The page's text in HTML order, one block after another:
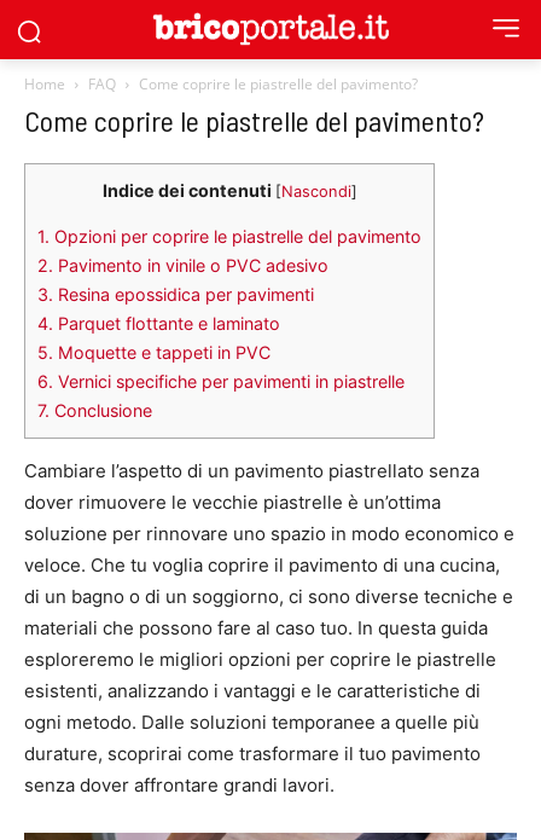
Home FAQ Come coprire le piastrelle del pavimento?
Come coprire le piastrelle del pavimento?
Indice dei contenuti [Nascondi]
1. Opzioni per coprire le piastrelle del pavimento
2. Pavimento in vinile o PVC adesivo
3. Resina epossidica per pavimenti
4. Parquet flottante e laminato
5. Moquette e tappeti in PVC
6. Vernici specifiche per pavimenti in piastrelle
7. Conclusione
Cambiare l’aspetto di un pavimento piastrellato senza
dover rimuovere le vecchie piastrelle è un’ottima
soluzione per rinnovare uno spazio in modo economico e
veloce. Che tu voglia coprire il pavimento di una cucina,
di un bagno o di un soggiorno, ci sono diverse tecniche e
materiali che possono fare al caso tuo. In questa guida
esploreremo le migliori opzioni per coprire le piastrelle
esistenti, analizzando i vantaggi e le caratteristiche di
ogni metodo. Dalle soluzioni temporanee a quelle più
durature, scoprirai come trasformare il tuo pavimento
senza dover affrontare grandi lavori.